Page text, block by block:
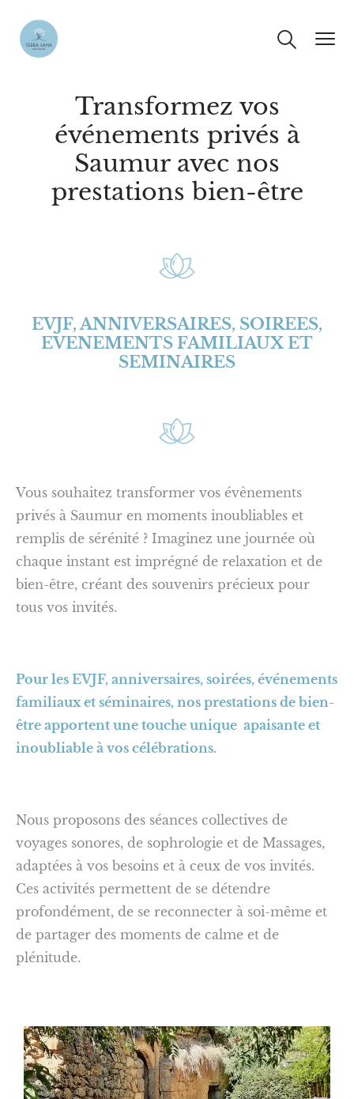
Transformez vos
événements privés à
Saumur avec nos
prestations bien-être
EVJF, ANNIVERSAIRES, SOIREES,
EVENEMENTS FAMILIAUX ET
SEMINAIRES
Vous souhaitez transformer vos évènements
privés à Saumur en moments inoubliables et
remplis de sérénité ? Imaginez une journée où
chaque instant est imprégné de relaxation et de
bien-être, créant des souvenirs précieux pour
tous vos invités.
Pour les EVJF, anniversaires, soirées, événements
familiaux et séminaires, nos prestations de bien-
être apportent une touche unique apaisante et
inoubliable à vos célébrations.
Nous proposons des séances collectives de
voyages sonores, de sophrologie et de Massages,
adaptées à vos besoins et à ceux de vos invités.
Ces activités permettent de se détendre
profondément, de se reconnecter à soi-même et
de partager des moments de calme et de
plénitude.